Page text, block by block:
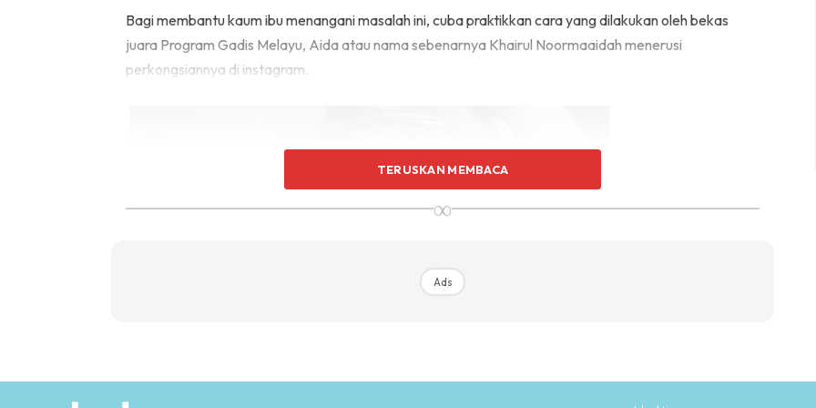
Bagi membantu kaum ibu menangani masalah ini, cuba praktikkan cara yang dilakukan oleh bekas
juara Program Gadis Melayu, Aida atau nama sebenarnya Khairul Noormaaidah menerusi
perkongsiannya di instagram.
TERUSKAN MEMBACA
∞
Ads